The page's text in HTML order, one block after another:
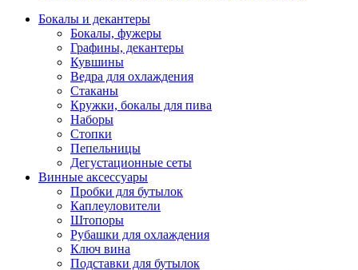
Бокалы и декантеры
Бокалы, фужеры
Графины, декантеры
Кувшины
Ведра для охлаждения
Стаканы
Кружки, бокалы для пива
Наборы
Стопки
Пепельницы
Дегустационные сеты
Винные аксессуары
Пробки для бутылок
Каплеуловители
Штопоры
Рубашки для охлаждения
Ключ вина
Подставки для бутылок